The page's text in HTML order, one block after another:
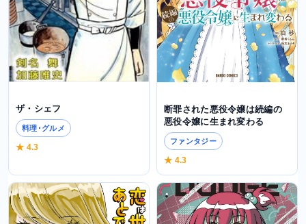
ザ・シェフ
料理･グルメ
★ 4.3
断罪された悪役令嬢は続編の
悪役令嬢に生まれ変わる
ファンタジー
★ 4.3